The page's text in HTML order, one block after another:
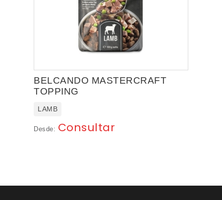
BELCANDO MASTERCRAFT
TOPPING
LAMB
Desde: Consultar